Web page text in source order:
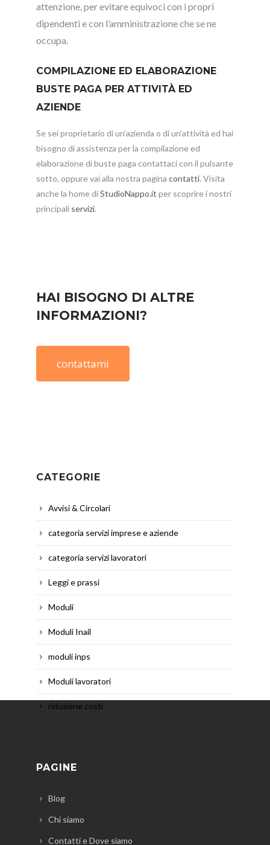
attenzione, per evitare equivoci con i propri
dipendenti e con l’amministrazione che se ne
occupa.
COMPILAZIONE ED ELABORAZIONE
BUSTE PAGA PER ATTIVITÀ ED
AZIENDE
Se sei proprietario di un’azienda o di un’attività ed hai
bisogno di assistenza per la compilazione ed
elaborazione di buste paga contattaci con il pulsante
sotto, oppure vai alla nostra pagina contatti. Visita
anche la home diStudioNappo.it per scoprire i nostri
principali servizi.
HAI BISOGNO DI ALTRE
INFORMAZIONI?
contattami
CATEGORIE
Avvisi & Circolari
categoria servizi imprese e aziende
categoria servizi lavoratori
Leggi e prassi
Moduli
Moduli Inail
moduli inps
Moduli lavoratori
riduzione costi
PAGINE
Blog
Chi siamo
Contatti e Dove siamo